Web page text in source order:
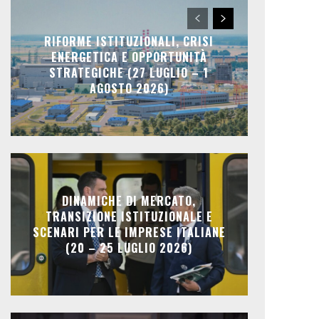
RIFORME ISTITUZIONALI, CRISI
ENERGETICA E OPPORTUNITÀ
STRATEGICHE (27 LUGLIO – 1
AGOSTO 2026)
DINAMICHE DI MERCATO,
TRANSIZIONE ISTITUZIONALE E
SCENARI PER LE IMPRESE ITALIANE
(20 – 25 LUGLIO 2026)